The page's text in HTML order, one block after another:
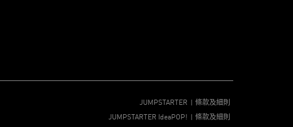
JUMPSTARTER
條款及細則
JUMPSTARTER IdeaPOP!
條款及細則